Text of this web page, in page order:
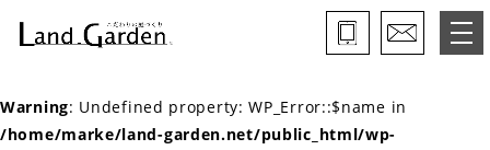
ランド・ガーデンとは
Warning: Undefined property: WP_Error::$name in
/home/marke/land-garden.net/public_html/wp-